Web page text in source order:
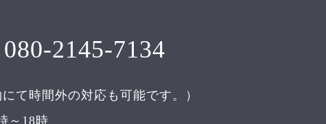
080-2145-7134
にて時間外の対応も可能です。）
～18時